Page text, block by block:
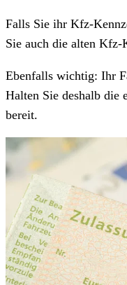
Falls Sie ihr Kfz-
Sie auch die alten Kfz-
Ebenfalls wichtig: Ihr
Halten Sie deshalb die
bereit.